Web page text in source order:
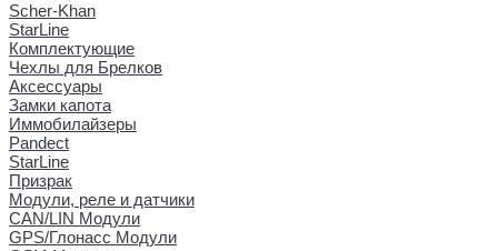
Scher-Khan
StarLine
Комплектующие
Чехлы для Брелков
Аксессуары
Замки капота
Иммобилайзеры
Pandect
StarLine
Призрак
Модули, реле и датчики
CAN/LIN Модули
GPS/Глонасс Модули